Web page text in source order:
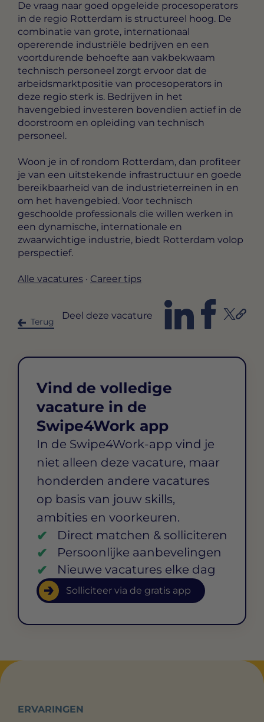
De vraag naar goed opgeleide procesoperators
in de regio Rotterdam is structureel hoog. De
combinatie van grote, internationaal
opererende industriële bedrijven en een
voortdurende behoefte aan vakbekwaam
technisch personeel zorgt ervoor dat de
arbeidsmarktpositie van procesoperators in
deze regio sterk is. Bedrijven in het
havengebied investeren bovendien actief in de
doorstroom en opleiding van technisch
personeel.
Woon je in of rondom Rotterdam, dan profiteer
je van een uitstekende infrastructuur en goede
bereikbaarheid van de industrieterreinen in en
om het havengebied. Voor technisch
geschoolde professionals die willen werken in
een dynamische, internationale en
zwaarwichtige industrie, biedt Rotterdam volop
perspectief.
Alle vacatures · Career tips
Terug
Deel deze vacature
Vind de volledige
vacature in de
Swipe4Work app
In de Swipe4Work-app vind je
niet alleen deze vacature, maar
honderden andere vacatures
op basis van jouw skills,
ambities en voorkeuren.
Direct matchen & solliciteren
Persoonlijke aanbevelingen
Nieuwe vacatures elke dag
Solliciteer via de gratis app
ERVARINGEN